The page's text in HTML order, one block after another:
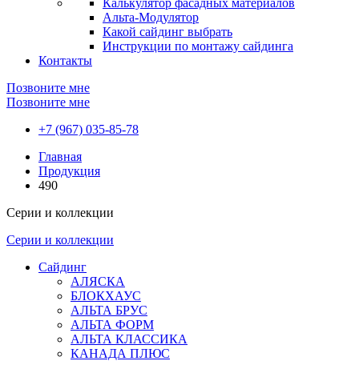
Калькулятор фасадных материалов
Альта-Модулятор
Какой сайдинг выбрать
Инструкции по монтажу сайдинга
Контакты
Позвоните мне
Позвоните мне
+7 (967) 035-85-78
Главная
Продукция
490
Серии и коллекции
Серии и коллекции
Сайдинг
АЛЯСКА
БЛОКХАУС
АЛЬТА БРУС
АЛЬТА ФОРМ
АЛЬТА КЛАССИКА
КАНАДА ПЛЮС